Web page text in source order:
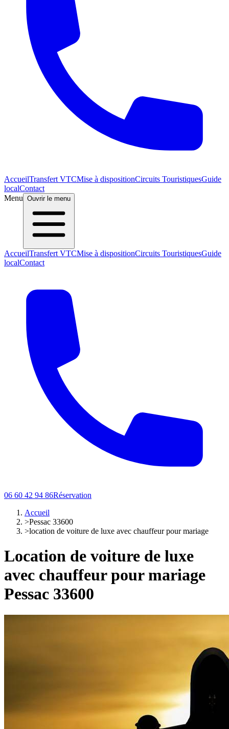
AccueilTransfert VTCMise à dispositionCircuits TouristiquesGuide
localContact
Menu Ouvrir le menu
AccueilTransfert VTCMise à dispositionCircuits TouristiquesGuide
localContact
06 60 42 94 86Réservation
Accueil
>Pessac 33600
>location de voiture de luxe avec chauffeur pour mariage
Location de voiture de luxe
avec chauffeur pour mariage
Pessac 33600